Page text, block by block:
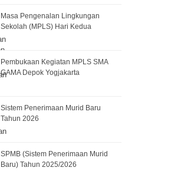
Masa Pengenalan Lingkungan
Sekolah (MPLS) Hari Kedua
Pembukaan Kegiatan MPLS SMA
GAMA Depok Yogjakarta
Sistem Penerimaan Murid Baru
Tahun 2026
SPMB (Sistem Penerimaan Murid
Baru) Tahun 2025/2026